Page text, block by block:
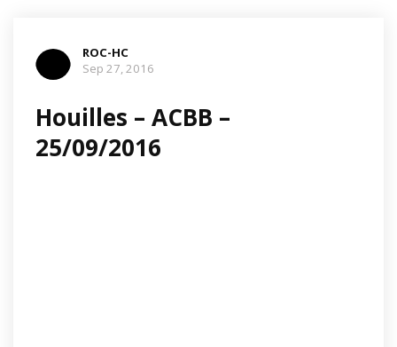
ROC-HC
Sep 27, 2016
Houilles – ACBB –
25/09/2016